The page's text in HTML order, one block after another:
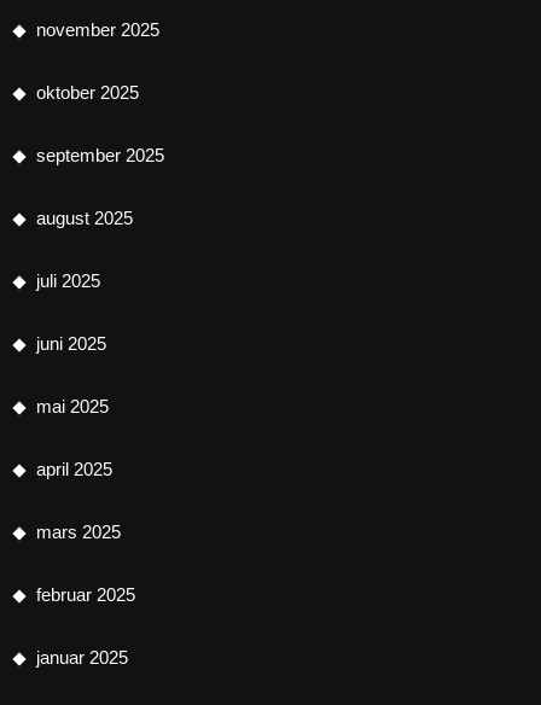
november 2025
oktober 2025
september 2025
august 2025
juli 2025
juni 2025
mai 2025
april 2025
mars 2025
februar 2025
januar 2025